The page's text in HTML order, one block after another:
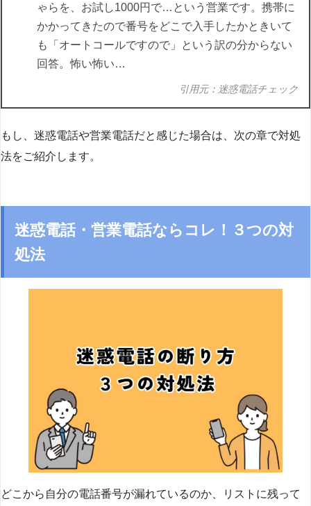
ゃらを、お試し1000円で…という営業です。携帯に
かかってきたので番号をどこで入手したかときいて
も「オートコールですので」という訳の分からない
回答。怖い怖い…
引用元：迷惑電話チェック
もし、迷惑電話や営業電話だと感じた場合は、次の章で対処
法をご紹介します。
迷惑電話・営業電話ならコレ！３つの対
処法
どこから自分の電話番号が漏れているのか、リストに残って